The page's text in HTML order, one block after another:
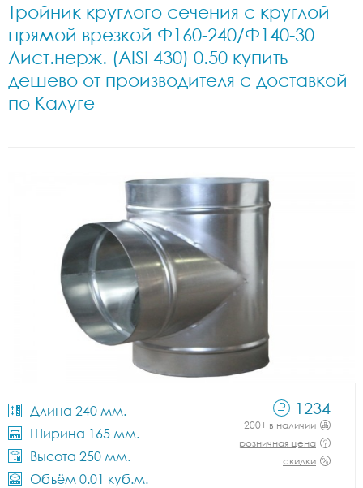
Тройник круглого сечения с круглой
прямой врезкой Ф160-240/Ф140-30
Лист.нерж. (AISI 430) 0.50 купить
дешево от производителя с доставкой
по Калуге
Длина 240 мм.
Ширина 165 мм.
Высота 250 мм.
Объём 0.01 куб.м.
1234
200+ в наличии
розничная цена
скидки